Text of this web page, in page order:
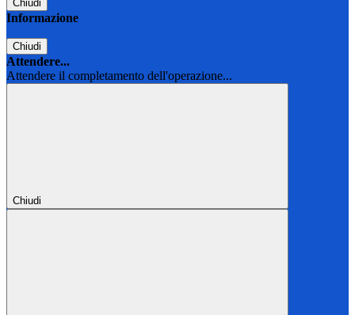
Chiudi
Informazione
Chiudi
Attendere...
Attendere il completamento dell'operazione...
Chiudi